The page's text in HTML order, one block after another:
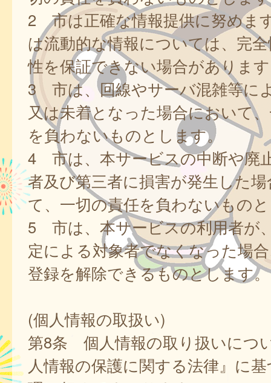
2 市は正確な情報提供に努めま
は流動的な情報については、完
性を保証できない場合がありま
3 市は、回線やサーバ混雑等に
又は未着となった場合において
を負わないものとします。
4 市は、本サービスの中断や廃
者及び第三者に損害が発生した
て、一切の責任を負わないもの
5 市は、本サービスの利用者が
定による対象者でなくなった場
登録を解除できるものとします。
(個人情報の取扱い)
第8条 個人情報の取り扱いにつ
人情報の保護に関する法律』に